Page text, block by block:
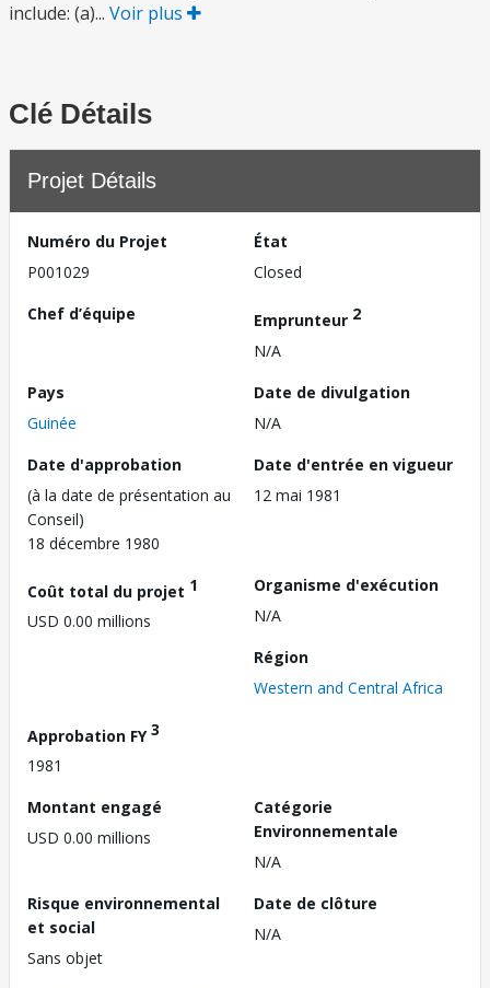
include: (a)... Voir plus
Clé Détails
Projet Détails
Numéro du Projet
P001029
État
Closed
Chef d’équipe
Emprunteur 2
N/A
Pays
Guinée
Date de divulgation
N/A
Date d'approbation
(à la date de présentation au
Conseil)
18 décembre 1980
Date d'entrée en vigueur
12 mai 1981
Coût total du projet 1
USD 0.00 millions
Organisme d'exécution
N/A
Région
Western and Central Africa
Approbation FY3
1981
Montant engagé
USD 0.00 millions
Catégorie
Environnementale
N/A
Risque environnemental
et social
Sans objet
Date de clôture
N/A